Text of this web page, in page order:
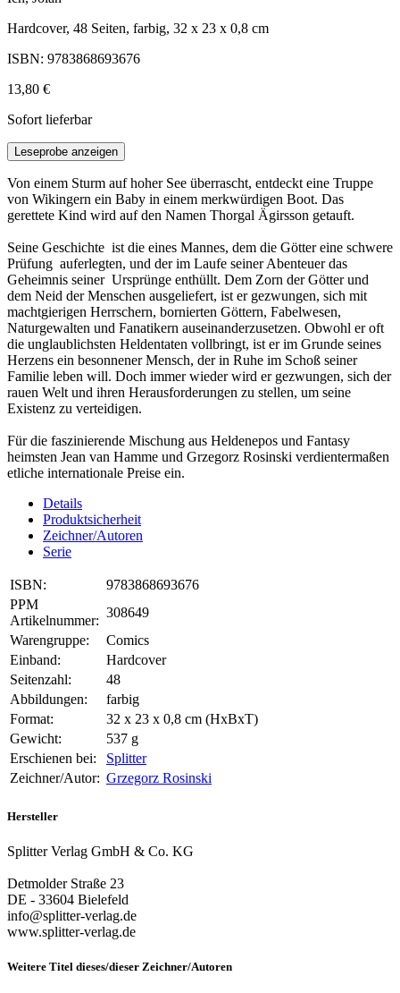
Hardcover, 48 Seiten, farbig, 32 x 23 x 0,8 cm
ISBN: 9783868693676
13,80 €
Sofort lieferbar
Leseprobe anzeigen
Von einem Sturm auf hoher See überrascht, entdeckt eine Truppe
von Wikingern ein Baby in einem merkwürdigen Boot. Das
gerettete Kind wird auf den Namen Thorgal Ägirsson getauft.
Seine Geschichte ist die eines Mannes, dem die Götter eine schwere
Prüfung auferlegten, und der im Laufe seiner Abenteuer das
Geheimnis seiner Ursprünge enthüllt. Dem Zorn der Götter und
dem Neid der Menschen ausgeliefert, ist er gezwungen, sich mit
machtgierigen Herrschern, bornierten Göttern, Fabelwesen,
Naturgewalten und Fanatikern auseinanderzusetzen. Obwohl er oft
die unglaublichsten Heldentaten vollbringt, ist er im Grunde seines
Herzens ein besonnener Mensch, der in Ruhe im Schoß seiner
Familie leben will. Doch immer wieder wird er gezwungen, sich der
rauen Welt und ihren Herausforderungen zu stellen, um seine
Existenz zu verteidigen.
Für die faszinierende Mischung aus Heldenepos und Fantasy
heimsten Jean van Hamme und Grzegorz Rosinski verdientermaßen
etliche internationale Preise ein.
Details
Produktsicherheit
Zeichner/Autoren
Serie
ISBN:
9783868693676
PPM
Artikelnummer:
308649
Warengruppe:
Comics
Einband:
Hardcover
Seitenzahl:
48
Abbildungen:
farbig
Format:
32 x 23 x 0,8 cm (HxBxT)
Gewicht:
537 g
Erschienen bei:
Splitter
Zeichner/Autor: Grzegorz Rosinski
Hersteller
Splitter Verlag GmbH & Co. KG
Detmolder Straße 23
DE - 33604 Bielefeld
info@splitter-verlag.de
www.splitter-verlag.de
Weitere Titel dieses/dieser Zeichner/Autoren